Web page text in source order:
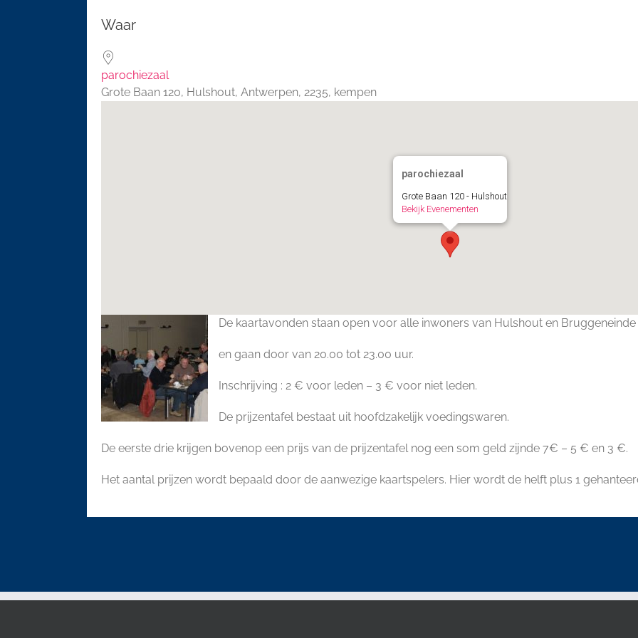
Waar
parochiezaal
Grote Baan 120, Hulshout, Antwerpen, 2235, kempen
parochiezaal
Grote Baan 120 - Hulshout
Bekijk Evenementen
De kaartavonden staan open voor alle inwoners van Hulshout en
en gaan door van 20.00 tot 23.00 uur.
Inschrijving : 2 € voor leden – 3 € voor niet leden.
De prijzentafel bestaat uit hoofdzakelijk voedingswaren.
De eerste drie krijgen bovenop een prijs van de prijzentafel nog een som geld zijnde 7€ – 5 € en 3 €.
Het aantal prijzen wordt bepaald door de aanwezige kaartspelers. Hier wordt de helft plus 1